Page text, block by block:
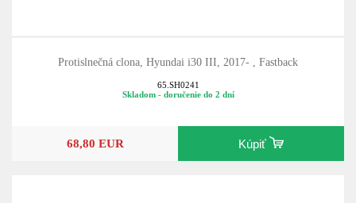
Protislnečná clona, Hyundai i30 III, 2017- , Fastback
65.SH0241
Skladom - doručenie do 2 dní
68,80 EUR Kúpiť